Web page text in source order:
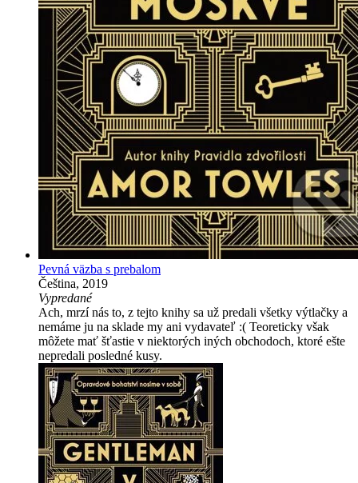
Pevná väzba s prebalom
Čeština, 2019
Vypredané
Ach, mrzí nás to, z tejto knihy sa už predali všetky výtlačky a
nemáme ju na sklade my ani vydavateľ :( Teoreticky však
môžete mať šťastie v niektorých iných obchodoch, ktoré ešte
nepredali posledné kusy.